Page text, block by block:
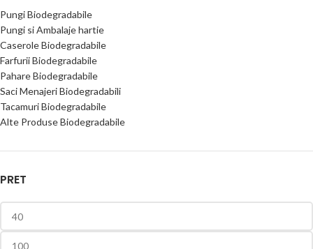
Pungi Biodegradabile
Pungi si Ambalaje hartie
Caserole Biodegradabile
Farfurii Biodegradabile
Pahare Biodegradabile
Saci Menajeri Biodegradabili
Tacamuri Biodegradabile
Alte Produse Biodegradabile
PRET